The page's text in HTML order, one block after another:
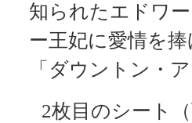
知られたエドワ
ー王妃に愛情を
「ダウントン・
2枚目のシート